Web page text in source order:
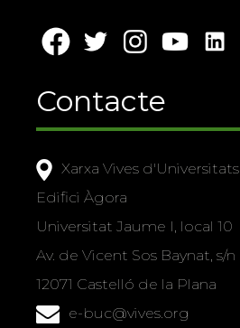
Contacte
Xarxa Vives d'Universitats
Edifici Àgora
Universitat Jaume I, local 10
Av. de Vicent Sos Baynat, s/n
12071 Castelló de la Plana
e-buc@vives.org